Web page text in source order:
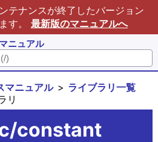
テナンスが終了したバージョン
す。 最新版のマニュアルへ
ニュアル
マニュアル
ライブラリ一覧
リ
constant